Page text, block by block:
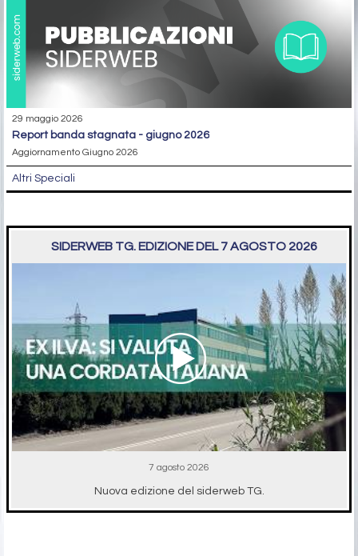
29 maggio 2026
report banda stagnata - giugno 2026
Aggiornamento Giugno 2026
Altri Speciali
SIDERWEB TG. EDIZIONE DEL 7 AGOSTO 2026
7 agosto 2026
Nuova edizione del siderweb TG.